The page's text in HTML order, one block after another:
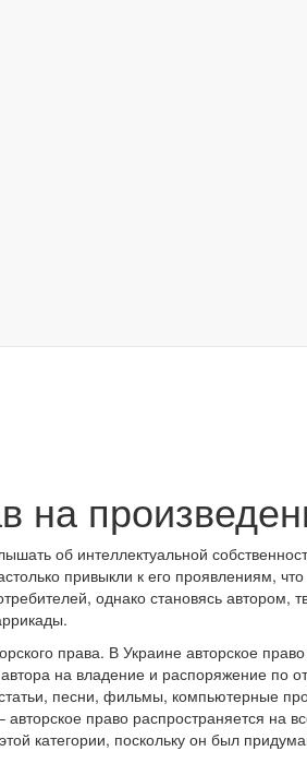
на
об интеллектуальной
привыкли к его проявлениям,
однако становясь автором,
права. В Украине авторское
на владение и распоряжение по
статьи, песни, фильмы, компьютерные
право распространяется на
категории, поскольку он был